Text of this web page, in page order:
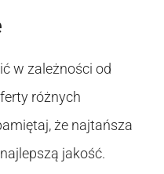
w zależności od
różnych
że najtańsza
jakość.